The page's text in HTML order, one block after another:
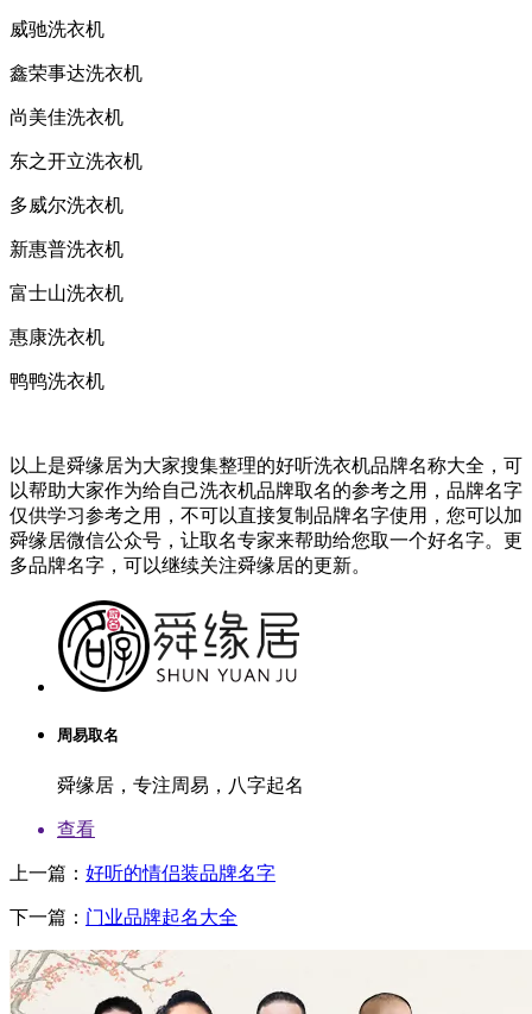
威驰洗衣机
鑫荣事达洗衣机
尚美佳洗衣机
东之开立洗衣机
多威尔洗衣机
新惠普洗衣机
富士山洗衣机
惠康洗衣机
鸭鸭洗衣机
以上是舜缘居为大家搜集整理的好听洗衣机品牌名称大全，可
以帮助大家作为给自己洗衣机品牌取名的参考之用，品牌名字
仅供学习参考之用，不可以直接复制品牌名字使用，您可以加
舜缘居微信公众号，让取名专家来帮助给您取一个好名字。更
多品牌名字，可以继续关注舜缘居的更新。
周易取名
舜缘居，专注周易，八字起名
查看
上一篇： 好听的情侣装品牌名字
下一篇： 门业品牌起名大全